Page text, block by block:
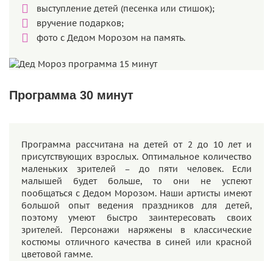
выступление детей (песенка или стишок);
вручение подарков;
фото с Дедом Морозом на память.
Программа 30 минут
Программа рассчитана на детей от 2 до 10 лет и
присутствующих взрослых. Оптимальное количество
маленьких зрителей – до пяти человек. Если
малышей будет больше, то они не успеют
пообщаться с Дедом Морозом. Наши артисты имеют
большой опыт ведения праздников для детей,
поэтому умеют быстро заинтересовать своих
зрителей. Персонажи наряжены в классические
костюмы отличного качества в синей или красной
цветовой гамме.